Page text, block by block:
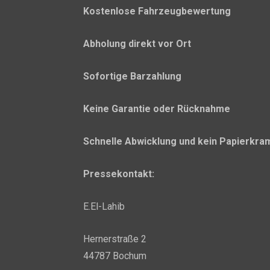
Kostenlose Fahrzeugbewertung
Abholung direkt vor Ort
Sofortige Barzahlung
Keine Garantie oder Rücknahme
Schnelle Abwicklung und kein
Pressekontakt:
E.El-Lahib
Hernerstraße 2
44787 Bochum